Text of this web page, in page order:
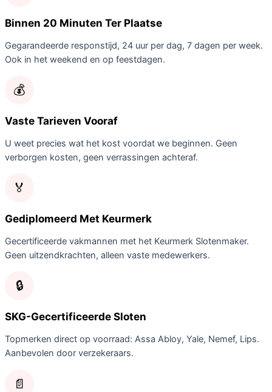
Binnen 20 Minuten Ter Plaatse
Gegarandeerde responstijd, 24 uur per dag, 7 dagen per week.
Ook in het weekend en op feestdagen.
💰
Vaste Tarieven Vooraf
U weet precies wat het kost voordat we beginnen. Geen
verborgen kosten, geen verrassingen achteraf.
🏅
Gediplomeerd Met Keurmerk
Gecertificeerde vakmannen met het Keurmerk Slotenmaker.
Geen uitzendkrachten, alleen vaste medewerkers.
🔒
SKG-Gecertificeerde Sloten
Topmerken direct op voorraad: Assa Abloy, Yale, Nemef, Lips.
Aanbevolen door verzekeraars.
📄